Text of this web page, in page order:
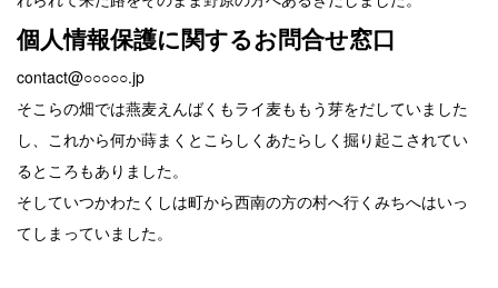
個人情報保護に関するお問合せ窓口
contact@○○○○○.jp
そこらの畑では燕麦えんばくもライ麦ももう芽をだしていました
し、これから何か蒔まくとこらしくあたらしく掘り起こされてい
るところもありました。
そしていつかわたくしは町から西南の方の村へ行くみちへはいっ
てしまっていました。